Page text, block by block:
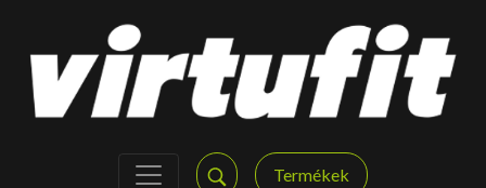
Termékek